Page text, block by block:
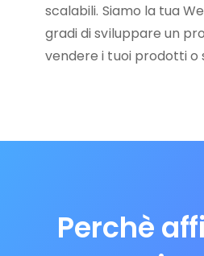
scalabili. Siamo la tua
gradi di sviluppare un
vendere i tuoi prodotti o
Perchè